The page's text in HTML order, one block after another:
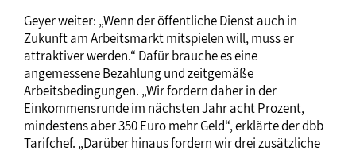
Geyer weiter: „Wenn der öffentliche Dienst auch in
Zukunft am Arbeitsmarkt mitspielen will, muss er
attraktiver werden.“ Dafür brauche es eine
angemessene Bezahlung und zeitgemäße
Arbeitsbedingungen. „Wir fordern daher in der
Einkommensrunde im nächsten Jahr acht Prozent,
mindestens aber 350 Euro mehr Geld“, erklärte der dbb
Tarifchef. „Darüber hinaus fordern wir drei zusätzliche